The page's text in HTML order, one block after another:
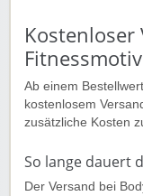
Kostenloser
Ab einem
kostenlosem
zusätzliche Kosten
So lange dauert
Der Versand bei